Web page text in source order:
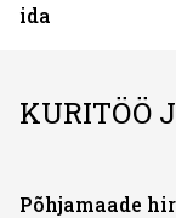
ida
KURITÖÖ
Põhjamaade